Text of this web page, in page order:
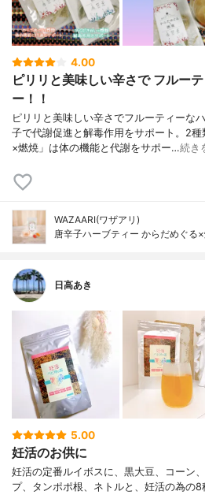
4.00
ピリリと美味しい辛さで フルー
ー！！
ピリリと美味しい辛さでフルーティーな
子で代謝促進と解毒作用をサポート。2
×燃焼」は体の機能と代謝をサポー…続き
WAZAARI(ワザアリ)
唐辛子ハーブティー からだめぐる
日高あき
5.00
妊活のお供に
妊活の定番ルイボスに、黒大豆、コーン
プ、タンポポ根、ネトルと、妊活の為の